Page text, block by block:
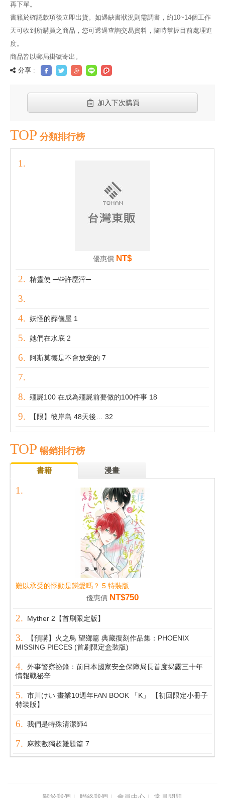
再下單。
書籍於確認款項後立即出貨。如遇缺書狀況則需調書，約10~14個工作
天可收到所購買之商品，您可透過查詢交易資料，隨時掌握目前處理進
度。
商品皆以郵局掛號寄出。
分享 :
加入下次購買
TOP 分類排行榜
優惠價 NT$
精靈使 ─些許塵滓─
妖怪的葬儀屋 1
她們在水底 2
阿斯莫德是不會放棄的 7
殭屍100 在成為殭屍前要做的100件事 18
【限】彼岸島 48天後… 32
TOP 暢銷排行榜
書籍 漫畫
難以承受的悸動是戀愛嗎？ 5 特裝版
優惠價 NT$750
Myther 2【首刷限定版】
【預購】火之鳥 望鄉篇 典藏復刻作品集：PHOENIX
MISSING PIECES (首刷限定盒裝版)
外事警察祕錄：前日本國家安全保障局長首度揭露三十年
情報戰祕辛
市川けい 畫業10週年FAN BOOK 「K」 【初回限定小冊子
特装版】
我們是特殊清潔師4
麻辣數獨超難題篇 7